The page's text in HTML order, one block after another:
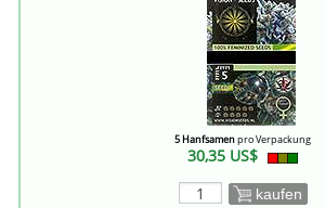
5 Hanfsamenpro Verpackung
30,35 US$
kaufen